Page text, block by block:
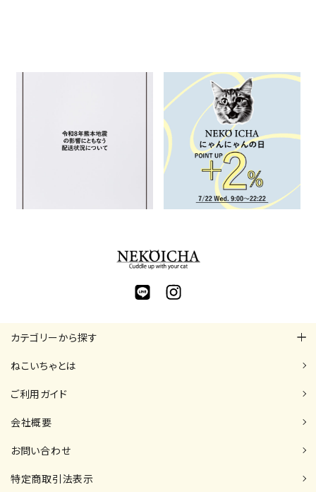
重要なお知らせ
にゃんにゃんの日限定！22:22
までポイントUPキャンペーン開
催
2026.07.22
お知らせ
キャンペーン
重要なお知らせ
カテゴリーから探す
ねこいちゃとは
ご利用ガイド
会社概要
お問い合わせ
特定商取引法表示